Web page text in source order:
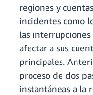
regiones y
incidentes como
las
afectar a sus
principales.
proceso de dos
instantáneas a la